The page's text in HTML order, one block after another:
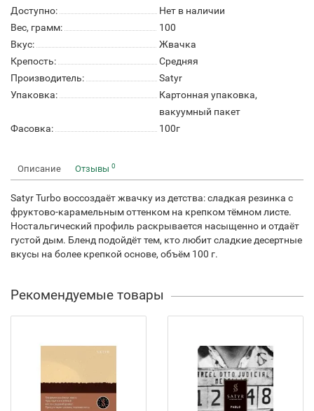
Доступно:
Нет в наличии
Вес, грамм:
100
Вкус:
Жвачка
Крепость:
Средняя
Производитель:
Satyr
Упаковка:
Картонная упаковка,
вакуумный пакет
Фасовка:
100г
Описание Отзывы 0
Satyr Turbo воссоздаёт жвачку из детства: сладкая резинка с
фруктово-карамельным оттенком на крепком тёмном листе.
Ностальгический профиль раскрывается насыщенно и отдаёт
густой дым. Бленд подойдёт тем, кто любит сладкие десертные
вкусы на более крепкой основе, объём 100 г.
Рекомендуемые товары